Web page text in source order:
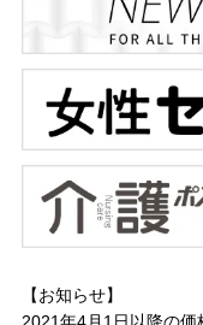
【お知らせ】